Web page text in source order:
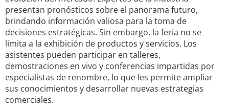
presentan pronósticos sobre el panorama futuro,
brindando información valiosa para la toma de
decisiones estratégicas. Sin embargo, la feria no se
limita a la exhibición de productos y servicios. Los
asistentes pueden participar en talleres,
demostraciones en vivo y conferencias impartidas por
especialistas de renombre, lo que les permite ampliar
sus conocimientos y desarrollar nuevas estrategias
comerciales.